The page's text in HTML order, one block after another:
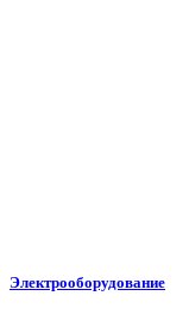
Электрооборудование